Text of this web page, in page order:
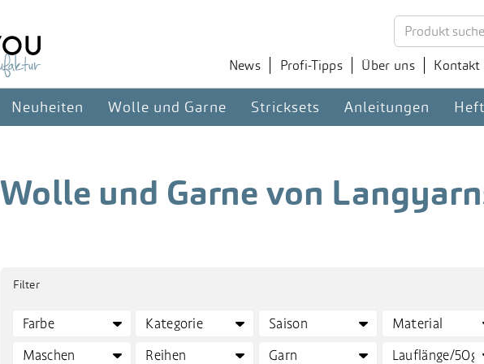
News Profi-Tipps Über uns Kontakt
Neuheiten Wolle und Garne Stricksets Anleitungen
Wolle und Garne von
Filter